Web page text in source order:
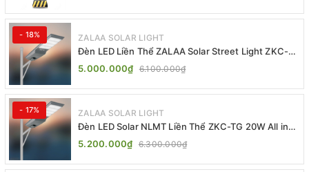
- 18% ZALAA SOLAR LIGHT
Đèn LED Liền Thể ZALAA Solar Street Light ZKC-
TG 20W 25W 30W All In One
5.000.000₫ 6.100.000₫
- 17% ZALAA SOLAR LIGHT
Đèn LED Solar NLMT Liền Thể ZKC-TG 20W All in
One | ZALAA Street Light
5.200.000₫ 6.300.000₫